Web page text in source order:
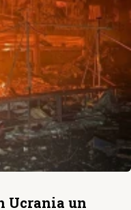
Ucrania un